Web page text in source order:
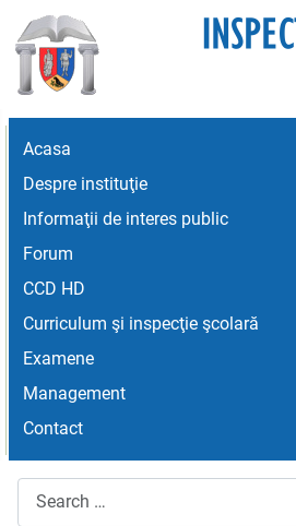
Acasa
Despre instituţie
Informaţii de interes public
Forum
CCD HD
Curriculum şi inspecţie şcolară
Examene
Management
Contact